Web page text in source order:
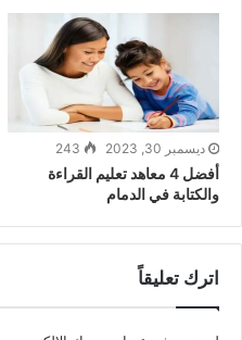
ديسمبر 30, 2023 243
أفضل 4 معاهد تعليم القراءة
والكتابة في الدمام
اترك تعليقاً